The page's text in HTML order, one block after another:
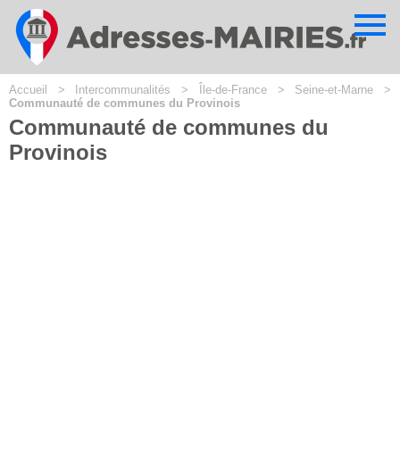
Accueil > Intercommunalités > Île-de-France> Seine-et-Marne >
Communauté de communes du Provinois
Communauté de communes du
Provinois
Cookies management panel